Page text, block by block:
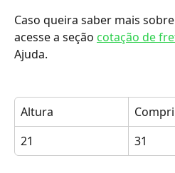
Caso queira saber mais
acesse a seção cotação de
Ajuda.
Altura
21
31